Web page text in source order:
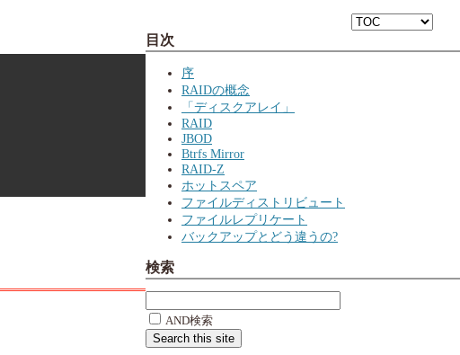
目次
序
RAIDの概念
「ディスクアレイ」
RAID
JBOD
Btrfs Mirror
RAID-Z
ホットスペア
ファイルディストリビュート
ファイルレプリケート
バックアップとどう違うの?
検索
AND検索